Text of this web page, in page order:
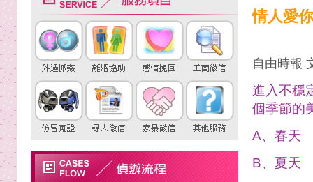
情人愛
自由時報
進入不穩
個季節的
A、春天
B、夏天